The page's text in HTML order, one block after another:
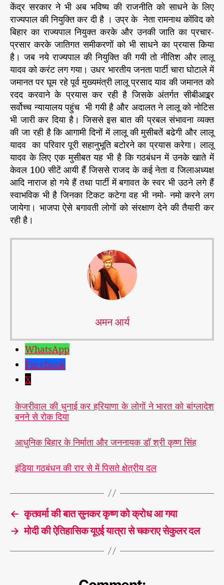
केंद्र सरकार ने भी अब भविष्य की राजनीति को साधने के लिए
राज्यपाल की नियुक्ति कर दी है । उप्र के नेता रामनाथ कोंविद को
बिहार का राज्यपाल नियुक्त करके और उनकी जाति का प्रचार-
प्रसार करके जातिगत समीकरणों को भी साधने का प्रयास किया
है। जब नये राज्यपाल की नियुक्ति की गयी तो नीतिश और लालू
यादव को करंट लग गया। उधर भारतीय जनता पार्टी चारा घोटाले में
जमानत पर घूम रहे पूर्व मुख्यमंत्री लालू प्रसाद याव की जमानत को
रदद करवाने के प्रयास कर रही है जिसके अंतर्गत सीबीआइ्र्र
सर्वोच्च न्यायालय पहुंच भी गयी है और अदालत ने लालू को नोटिस
भी जारी कर दिया है। जिससे इस बात की प्रबल संभावना व्यक्त
की जा रही है कि आगामी दिनों में लालू की मुसीबतें बढेगी और लालू
यादव का परिवार पूरी सहानुभूति बटोरने का प्रयास करेगा। लालू
यादव के लिए एक मुसीबत यह भी है कि गठबंधन में उनके खाते में
केवल 100 सीटें आयी हैं जिससे राजद के कई नेता व जिलाअध्यक्ष
आदि नाराज हो गये हैं तथा पार्टी में बगावत के स्वर भी उठने लगे हैं
स्वाभविक भी है जिनका टिकट कटेगा वह भी नमो- नमो करने लग
जायेगा। भाजपा ऐसे बगावती लोगों को संरक्षाण देने की तैयारी कर
रही है।
अमन आर्य
WhatsApp
Facebook
X
केजरीवाल की धुनाई कर हरियाणा के लोगों ने भारत को बांग्लादेश
बनने से रोक दिया
आधुनिक बिहार के निर्माता और जननायक डॉ श्री कृष्ण सिंह
इंडिया गठबंधन की रार से में पिसते क्षेत्रीय दल
T
g
घ
सा
व,
बि
हा
← कृतवर्मा की बात सुनकर कृष्ण को क्रोध आ गया
→ मोदी की ऐतिहासिक यूएई यात्रा से चकराए सेकुलर दल